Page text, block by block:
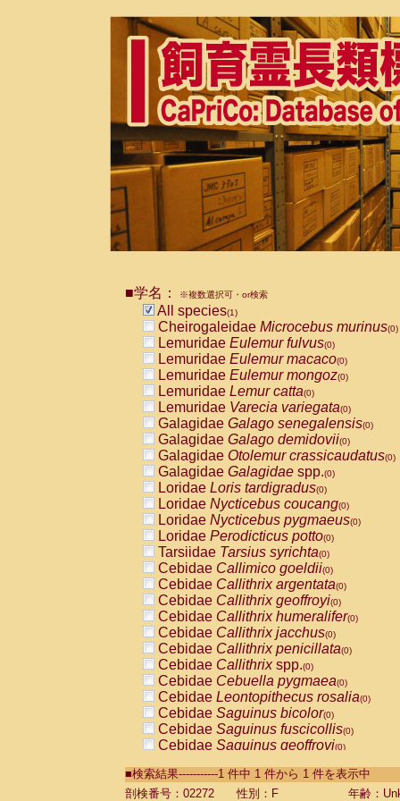
■学名： ※複数選択可・or検索
All species(1)
Cheirogaleidae Microcebus murinus(0)
Lemuridae Eulemur fulvus(0)
Lemuridae Eulemur macaco(0)
Lemuridae Eulemur mongoz(0)
Lemuridae Lemur catta(0)
Lemuridae Varecia variegata(0)
Galagidae Galago senegalensis(0)
Galagidae Galago demidovii(0)
Galagidae Otolemur crassicaudatus(0)
Galagidae Galagidae spp.(0)
Loridae Loris tardigradus(0)
Loridae Nycticebus coucang(0)
Loridae Nycticebus pygmaeus(0)
Loridae Perodicticus potto(0)
Tarsiidae Tarsius syrichta(0)
Cebidae Callimico goeldii(0)
Cebidae Callithrix argentata(0)
Cebidae Callithrix geoffroyi(0)
Cebidae Callithrix humeralifer(0)
Cebidae Callithrix jacchus(0)
Cebidae Callithrix penicillata(0)
Cebidae Callithrixspp.(0)
Cebidae Cebuella pygmaea(0)
Cebidae Leontopithecus rosalia(0)
Cebidae Saguinus bicolor(0)
Cebidae Saguinus fuscicollis(0)
Cebidae Saguinus geoffroyi(0)
CebidaeSaguinus labiatus(0)
Cebidae Saguinus leucopus (0)
■検索結果-----------1 件中 1 件から 1 件を表示中
剖検番号：02272
性別：F 年齢：